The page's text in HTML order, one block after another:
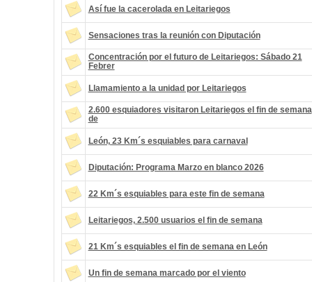
Así fue la cacerolada en Leitariegos
Sensaciones tras la reunión con Diputación
Concentración por el futuro de Leitariegos: Sábado 21
Febrer
Llamamiento a la unidad por Leitariegos
2.600 esquiadores visitaron Leitariegos el fin de semana
de
León, 23 Km´s esquiables para carnaval
Diputación: Programa Marzo en blanco 2026
22 Km´s esquiables para este fin de semana
Leitariegos, 2.500 usuarios el fin de semana
21 Km´s esquiables el fin de semana en León
Un fin de semana marcado por el viento